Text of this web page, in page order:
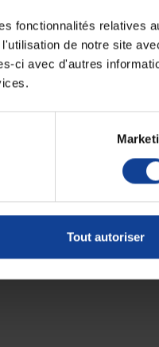
fonctionnalités relatives
de notre site
ci avec d'autres
Tout autoriser